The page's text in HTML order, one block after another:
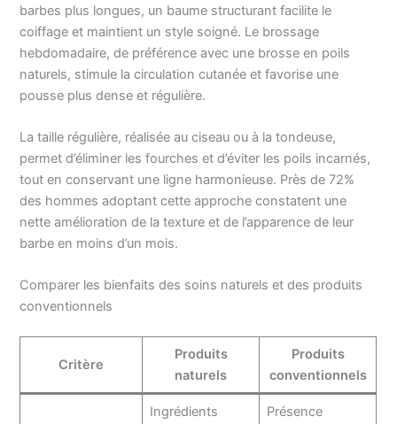
barbes plus longues, un baume structurant facilite le
coiffage et maintient un style soigné. Le brossage
hebdomadaire, de préférence avec une brosse en poils
naturels, stimule la circulation cutanée et favorise une
pousse plus dense et régulière.
La taille régulière, réalisée au ciseau ou à la tondeuse,
permet d’éliminer les fourches et d’éviter les poils incarnés,
tout en conservant une ligne harmonieuse. Près de 72%
des hommes adoptant cette approche constatent une
nette amélioration de la texture et de l’apparence de leur
barbe en moins d’un mois.
Comparer les bienfaits des soins naturels et des produits
conventionnels
Critère
Produits
naturels
Produits
conventionnels
Ingrédients
Présence